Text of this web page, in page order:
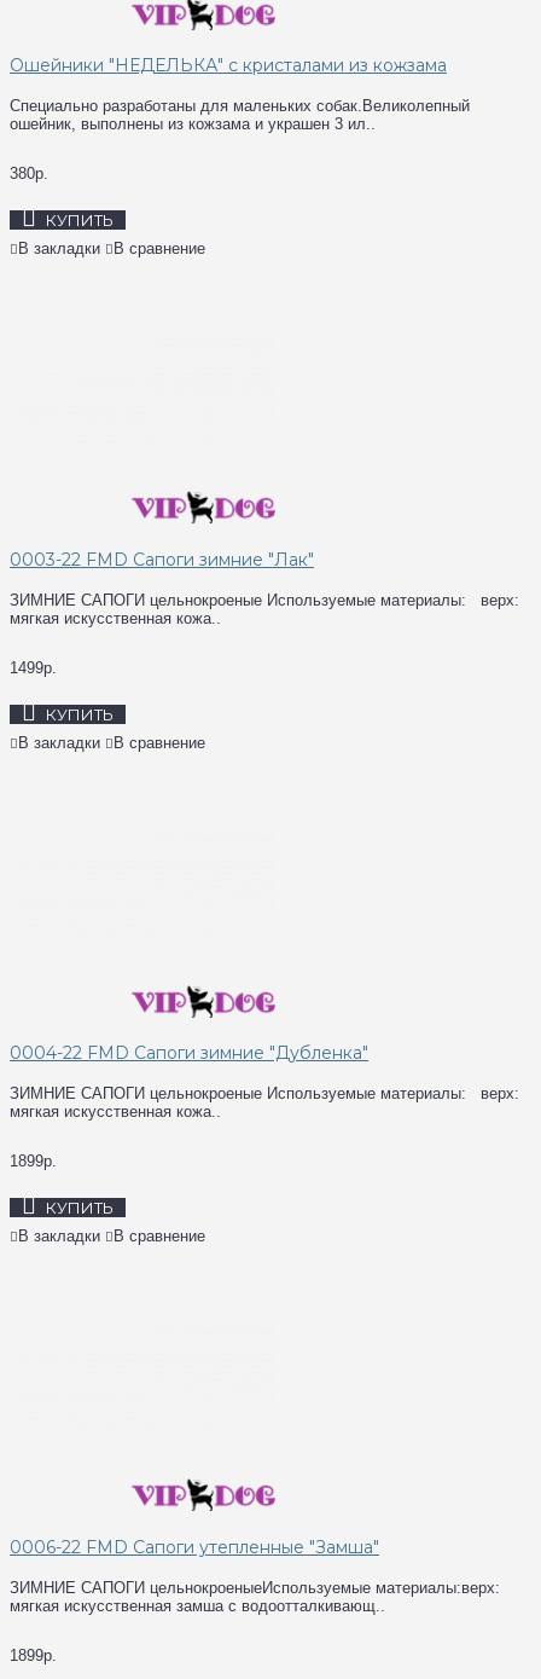
Ошейники "НЕДЕЛЬКА" с кристалами из кожзама
Специально разработаны для маленьких собак.Великолепный
ошейник, выполнены из кожзама и украшен 3 ил..
380р.
КУПИТЬ
В закладки В сравнение
0003-22 FMD Сапоги зимние "Лак"
ЗИМНИЕ САПОГИ цельнокроеные Используемые материалы: верх:
мягкая искусственная кожа..
1499р.
КУПИТЬ
В закладки В сравнение
0004-22 FMD Сапоги зимние "Дубленка"
ЗИМНИЕ САПОГИ цельнокроеные Используемые материалы: верх:
мягкая искусственная кожа..
1899р.
КУПИТЬ
В закладки В сравнение
0006-22 FMD Сапоги утепленные "Замша"
ЗИМНИЕ САПОГИ цельнокроеныеИспользуемые материалы:верх:
мягкая искусственная замша с водоотталкивающ..
1899р.